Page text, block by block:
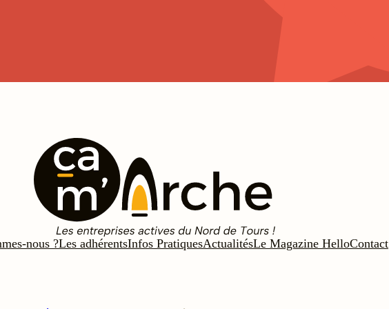
nous ?Les adhérentsInfos PratiquesActualitésLe Magazine HelloContact